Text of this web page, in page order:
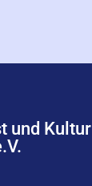
und Kultur